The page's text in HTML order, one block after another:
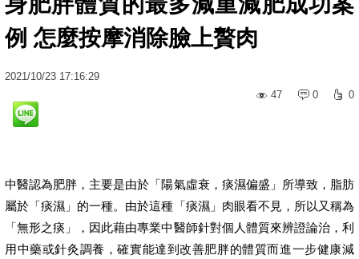
例 怎麼按摩消除臉上贅肉
2021/10/23 17:16:29
47
0 0
中醫認為肥胖，主要是由於「陽氣虛衰，痰濕偏盛」所導致，脂肪
屬於「痰濕」的一種。由於這種「痰濕」肉眼看不見，所以又稱為
「無形之痰」，因此藉由專業中醫師針對個人體質來辨證論治，利
用中藥或針灸調養，確實能達到改善肥胖的體質而進一步健康減